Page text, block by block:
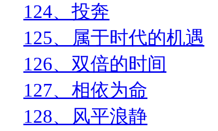
124、投奔
125、属于时代的机遇
126、双倍的时间
127、相依为命
128、风平浪静